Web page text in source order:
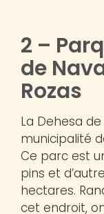
2 –
de
Rozas
La Dehesa
municipalité
Ce parc est
pins et
hectares.
cet endroit,